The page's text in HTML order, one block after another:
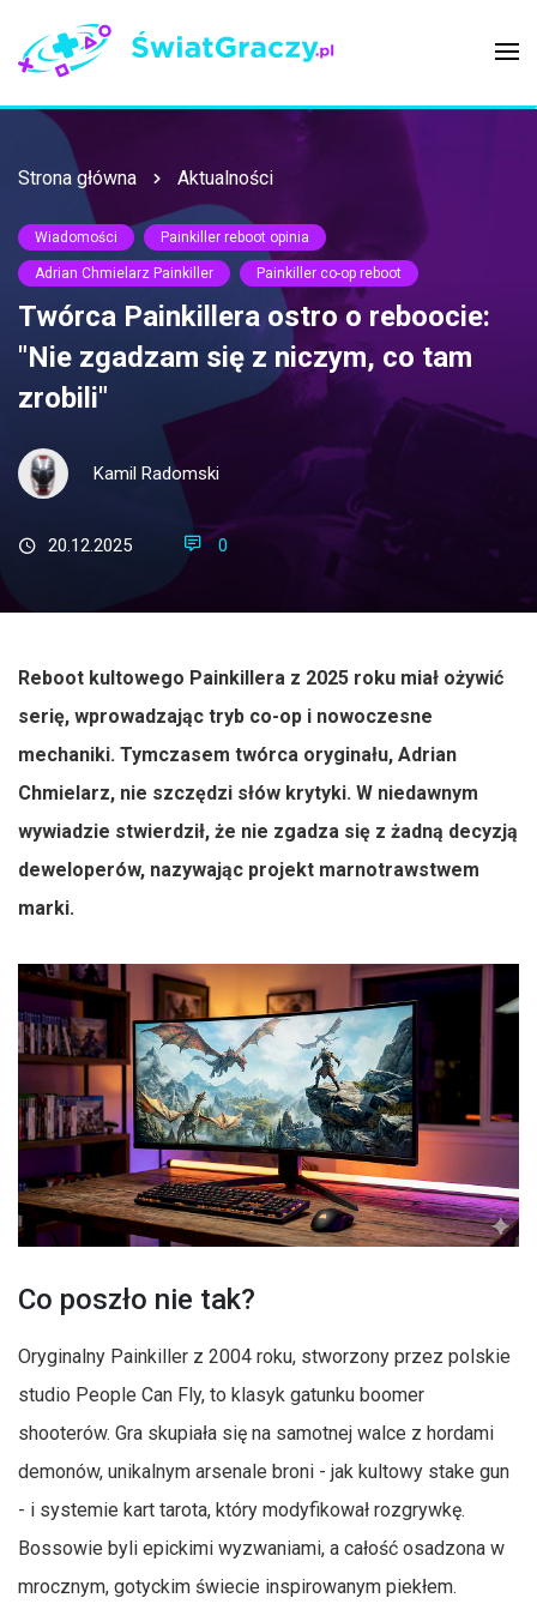
Strona główna Aktualności
Wiadomości Painkiller reboot opinia
Adrian Chmielarz Painkiller Painkiller co-op reboot
Twórca Painkillera ostro o reboocie:
"Nie zgadzam się z niczym, co tam
zrobili"
Kamil Radomski
20.12.2025 0
Reboot kultowego Painkillera z 2025 roku miał ożywić
serię, wprowadzając tryb co-op i nowoczesne
mechaniki. Tymczasem twórca oryginału, Adrian
Chmielarz, nie szczędzi słów krytyki. W niedawnym
wywiadzie stwierdził, że nie zgadza się z żadną decyzją
deweloperów, nazywając projekt marnotrawstwem
marki.
Co poszło nie tak?
Oryginalny Painkiller z 2004 roku, stworzony przez polskie
studio People Can Fly, to klasyk gatunku boomer
shooterów. Gra skupiała się na samotnej walce z hordami
demonów, unikalnym arsenale broni - jak kultowy stake gun
- i systemie kart tarota, który modyfikował rozgrywkę.
Bossowie byli epickimi wyzwaniami, a całość osadzona w
mrocznym, gotyckim świecie inspirowanym piekłem.